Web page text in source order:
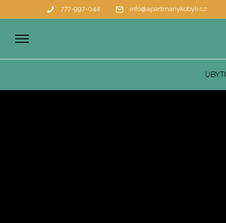
777-997-044 info@apartmanykobyli.cz